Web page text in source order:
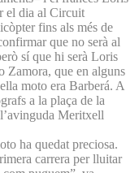
el dia al Circuit
fins als més de
que no serà al
sí que hi serà Loris
Zamora, que en alguns
moto era Barberá. A
a la plaça de la
Meritxell
ha quedat preciosa.
carrera per lluitar